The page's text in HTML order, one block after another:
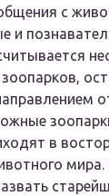
с
и
в